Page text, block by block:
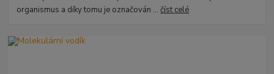
organismus a díky tomu je označován ...číst celé